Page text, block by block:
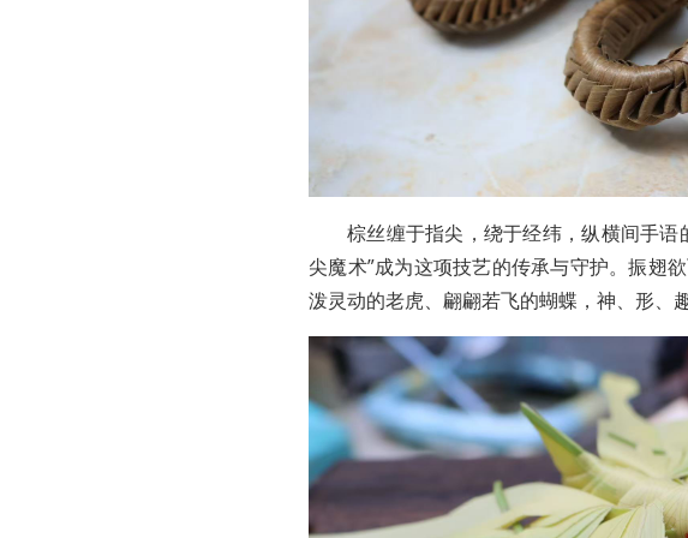
棕丝缠于指尖，绕于经纬，纵横间手
尖魔术”成为这项技艺的传承与守护。振翅
泼灵动的老虎、翩翩若飞的蝴蝶，神、形、